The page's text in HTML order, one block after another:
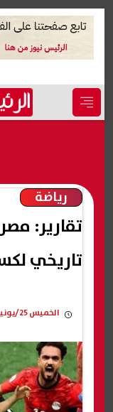
رياضة
تقارير:
تاريخي
الخميس 25/يونيو/2026 - 11:46 م